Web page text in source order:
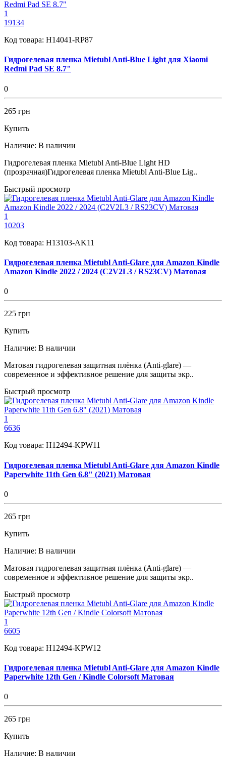
1
19134
Код товара: H14041-RP87
Гидрогелевая пленка Mietubl Anti-Blue Light для Xiaomi
Redmi Pad SE 8.7"
0
265 грн
Купить
Наличие: В наличии
Гидрогелевая пленка Mietubl Anti-Blue Light HD
(прозрачная)Гидрогелевая пленка Mietubl Anti-Blue Lig..
Быстрый просмотр
1
10203
Код товара: H13103-AK11
Гидрогелевая пленка Mietubl Anti-Glare для Amazon Kindle
Amazon Kindle 2022 / 2024 (C2V2L3 / RS23CV) Матовая
0
225 грн
Купить
Наличие: В наличии
Матовая гидрогелевая защитная плёнка (Anti-glare) —
современное и эффективное решение для защиты экр..
Быстрый просмотр
1
6636
Код товара: H12494-KPW11
Гидрогелевая пленка Mietubl Anti-Glare для Amazon Kindle
Paperwhite 11th Gen 6.8" (2021) Матовая
0
265 грн
Купить
Наличие: В наличии
Матовая гидрогелевая защитная плёнка (Anti-glare) —
современное и эффективное решение для защиты экр..
Быстрый просмотр
1
6605
Код товара: H12494-KPW12
Гидрогелевая пленка Mietubl Anti-Glare для Amazon Kindle
Paperwhite 12th Gen / Kindle Colorsoft Матовая
0
265 грн
Купить
Наличие: В наличии